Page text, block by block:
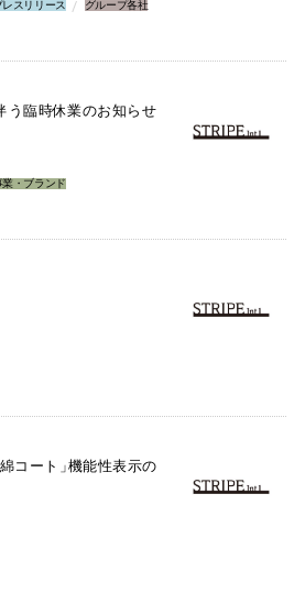
レスリリース グループ各社
う臨時休業のお知らせ
業・ブランド
コート 」機能性表示の